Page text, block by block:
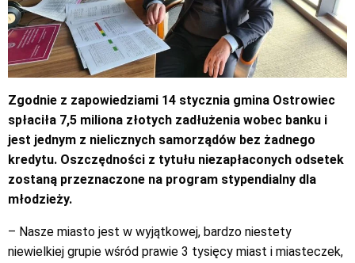
Zgodnie z zapowiedziami 14 stycznia gmina Ostrowiec
spłaciła 7,5 miliona złotych zadłużenia wobec banku i
jest jednym z nielicznych samorządów bez żadnego
kredytu. Oszczędności z tytułu niezapłaconych odsetek
zostaną przeznaczone na program stypendialny dla
młodzieży.
– Nasze miasto jest w wyjątkowej, bardzo niestety
niewielkiej grupie wśród prawie 3 tysięcy miast i miasteczek,